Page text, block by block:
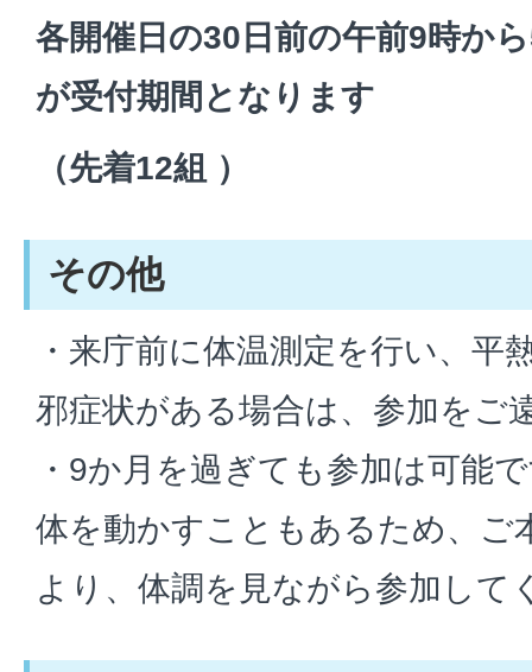
各開催日の30日前の午前9時か
が受付期間となります
（先着12組 ）
その他
・来庁前に体温測定を行い、平
邪症状がある場合は、参加をご
・9か月を過ぎても参加は可能
体を動かすこともあるため、ご
より、体調を見ながら参加して